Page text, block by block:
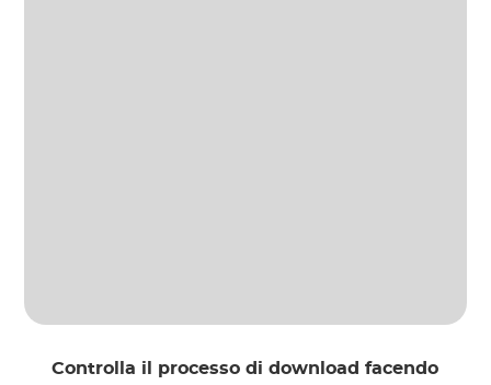
Controlla il processo di download facendo